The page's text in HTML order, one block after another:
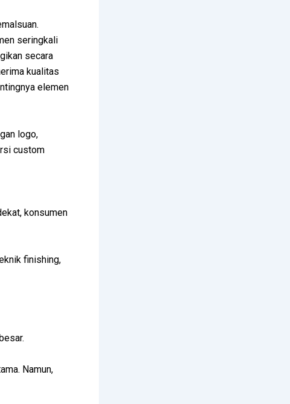
seringkali
secara
kualitas
elemen
logo,
custom
konsumen
finishing,
Namun,